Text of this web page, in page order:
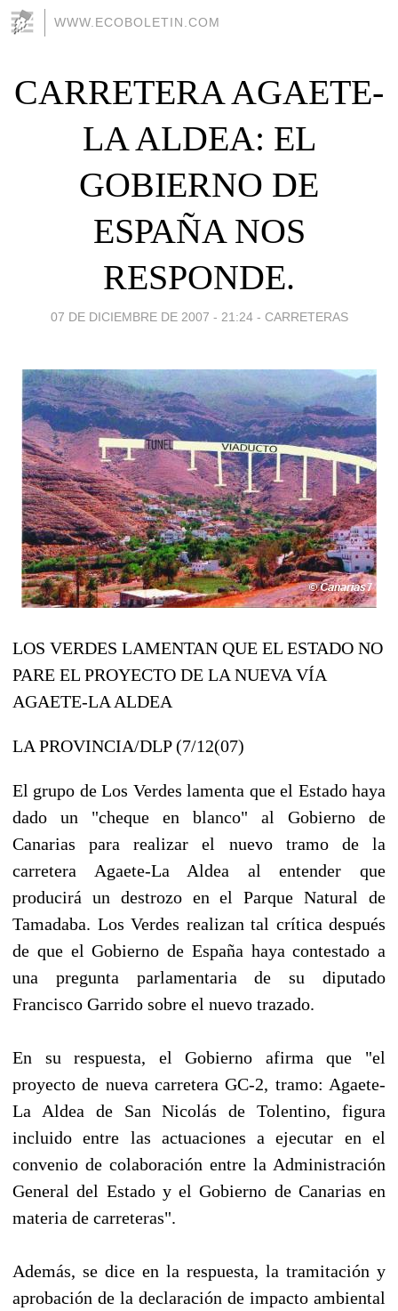
WWW.ECOBOLETIN.COM
CARRETERA AGAETE-
LA ALDEA: EL
GOBIERNO DE
ESPAÑA NOS
RESPONDE.
07 DE DICIEMBRE DE 2007 - 21:24 - CARRETERAS
LOS VERDES LAMENTAN QUE EL ESTADO NO
PARE EL PROYECTO DE LA NUEVA VÍA
AGAETE-LA ALDEA
LA PROVINCIA/DLP (7/12(07)
El grupo de Los Verdes lamenta que el Estado haya
dado un "cheque en blanco" al Gobierno de
Canarias para realizar el nuevo tramo de la
carretera Agaete-La Aldea al entender que
producirá un destrozo en el Parque Natural de
Tamadaba. Los Verdes realizan tal crítica después
de que el Gobierno de España haya contestado a
una pregunta parlamentaria de su diputado
Francisco Garrido sobre el nuevo trazado.
En su respuesta, el Gobierno afirma que "el
proyecto de nueva carretera GC-2, tramo: Agaete-
La Aldea de San Nicolás de Tolentino, figura
incluido entre las actuaciones a ejecutar en el
convenio de colaboración entre la Administración
General del Estado y el Gobierno de Canarias en
materia de carreteras".
Además, se dice en la respuesta, la tramitación y
aprobación de la declaración de impacto ambiental